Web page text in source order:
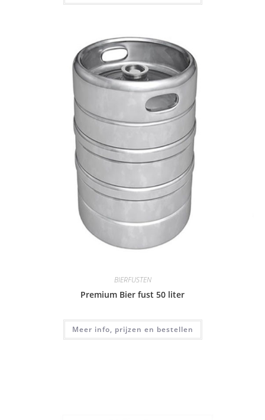
BIERFUSTEN
Premium Bier fust 50 liter
Meer info, prijzen en bestellen